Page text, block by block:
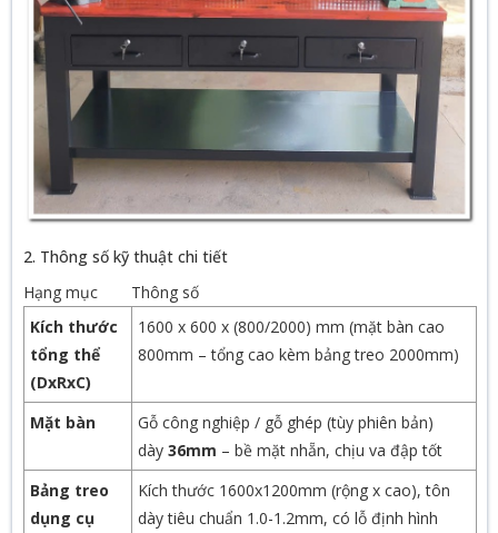
2. Thông số kỹ thuật chi tiết
Hạng mục
Thông số
Kích thước
tổng thể
(DxRxC)
1600 x 600 x (800/2000) mm (mặt bàn cao
800mm – tổng cao kèm bảng treo 2000mm)
Mặt bàn
Gỗ công nghiệp / gỗ ghép (tùy phiên bản)
dày 36mm – bề mặt nhẵn, chịu va đập tốt
Bảng treo
dụng cụ
Kích thước 1600x1200mm (rộng x cao), tôn
dày tiêu chuẩn 1.0-1.2mm, có lỗ định hình